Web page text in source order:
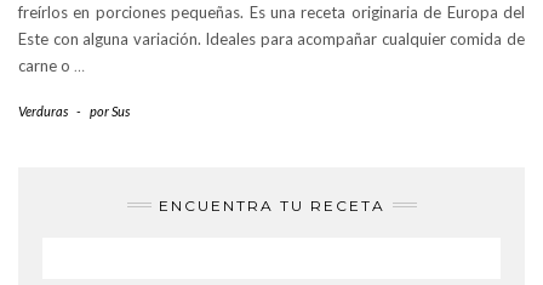
freírlos en porciones pequeñas. Es una receta originaria de Europa del
Este con alguna variación. Ideales para acompañar cualquier comida de
carne o …
Verduras - porSus
ENCUENTRA TU RECETA